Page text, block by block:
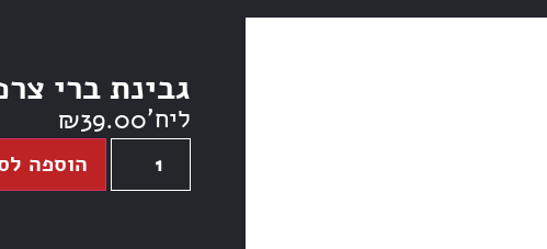
גבינת ברי
ליח' ₪39.00
הוספה